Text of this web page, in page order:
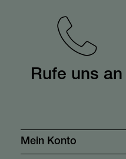
Rufe uns an
Mein Konto